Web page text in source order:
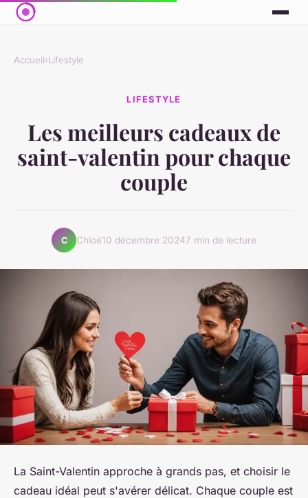
Accueil›Lifestyle
LIFESTYLE
Les meilleurs cadeaux de
saint-valentin pour chaque
couple
C Chloé10 décembre 20247 min de lecture
La Saint-Valentin approche à grands pas, et choisir le
cadeau idéal peut s'avérer délicat. Chaque couple est